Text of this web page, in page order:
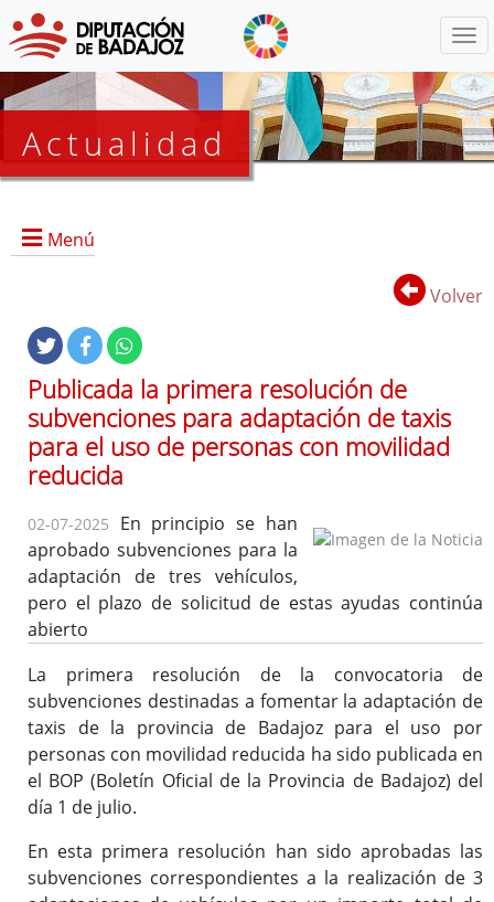
Actualidad
Menú
Noticias
Lista
de
distribución
Volver
Publicada la primera resolución de
subvenciones para adaptación de taxis
para el uso de personas con movilidad
reducida
02-07-2025
En principio se han
aprobado subvenciones para la
adaptación de tres vehículos,
pero el plazo de solicitud de estas ayudas continúa
abierto
La primera resolución de la convocatoria de
subvenciones destinadas a fomentar la adaptación de
taxis de la provincia de Badajoz para el uso por
personas con movilidad reducida ha sido publicada en
el BOP (Boletín Oficial de la Provincia de Badajoz) del
día 1 de julio.
En esta primera resolución han sido aprobadas las
subvenciones correspondientes a la realización de 3